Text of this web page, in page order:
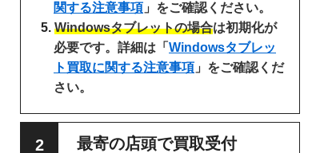
関する注意事項 」をご確認ください。
Windowsタブレットの場合は初期化が
必要です。詳細は「 Windowsタブレッ
ト買取に関する注意事項 」をご確認くだ
さい。
最寄の店頭で買取受付